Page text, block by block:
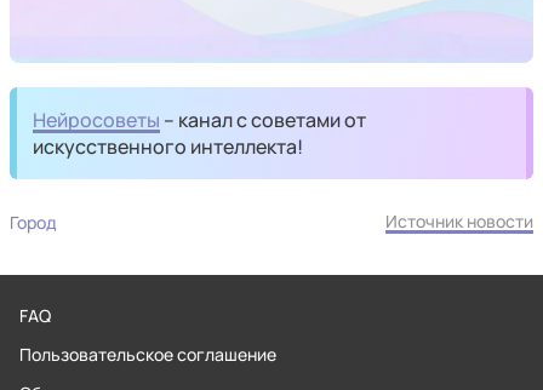
Нейросоветы – канал с советами от
искусственного интеллекта!
Город Источник новости
FAQ
Пользовательское соглашение